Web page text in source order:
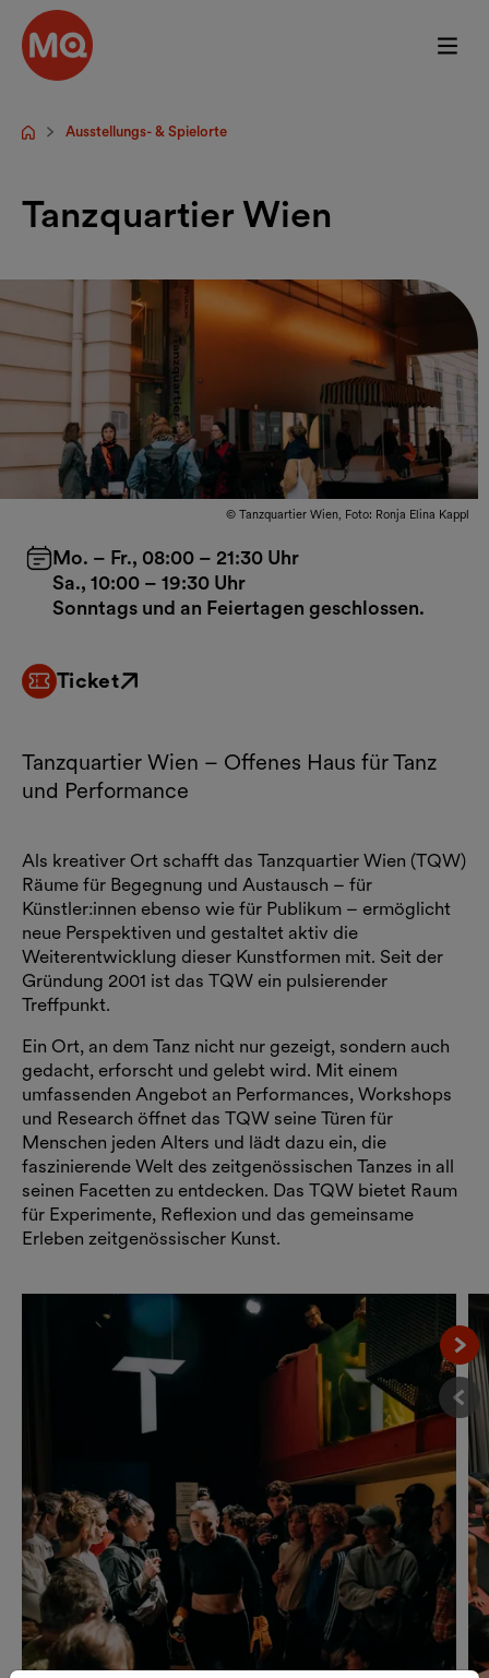
Zum Hauptinhalt springen
StartseiteAusstellungs- & Spielorte
Tanzquartier Wien
© Tanzquartier Wien, Foto: Ronja Elina Kappl
Mo. – Fr., 08:00 – 21:30 Uhr
Sa., 10:00 – 19:30 Uhr
Sonntags und an Feiertagen geschlossen.
Ticket
Externer Link
Tanzquartier Wien – Offenes Haus für Tanz
und Performance
Als kreativer Ort schafft das Tanzquartier Wien (TQW)
Räume für Begegnung und Austausch – für
Künstler:innen ebenso wie für Publikum – ermöglicht
neue Perspektiven und gestaltet aktiv die
Weiterentwicklung dieser Kunstformen mit. Seit der
Gründung 2001 ist das TQW ein pulsierender
Treffpunkt.
Ein Ort, an dem Tanz nicht nur gezeigt, sondern auch
gedacht, erforscht und gelebt wird. Mit einem
umfassenden Angebot an Performances, Workshops
und Research öffnet das TQW seine Türen für
Menschen jeden Alters und lädt dazu ein, die
faszinierende Welt des zeitgenössischen Tanzes in all
seinen Facetten zu entdecken. Das TQW bietet Raum
für Experimente, Reflexion und das gemeinsame
Erleben zeitgenössischer Kunst.